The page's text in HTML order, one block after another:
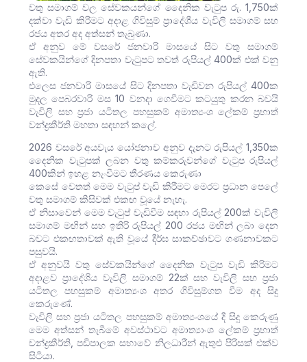
වතු සමාගම් වල සේවකයන්ගේ දෛනික වැටුප රු. 1,750ක්
දක්වා වැඩි කිරීමට අදාළ ගිවිසුම් ප්‍රාදේශීය වැවිලි සමාගම් සහ
රජය අතර අද අත්සන් තැබුණා.
ඒ අනුව මේ වසරේ ජනවාරි මාසයේ සිට වතු සමාගම්
සේවකයින්ගේ දිනපතා වැටුපට තවත් රුපියල් 400ක් එක් වනු
ඇති.
එලෙස ජනවාරි මාසයේ සිට දිනපතා වැඩිවන රුපියල් 400ක
මුදල පෙබරවාරි මස 10 වනදා ගෙවීමට කටයුතු කරන බවයි
වැවිලි සහ ප්‍රජා යටිතල පහසුකම් අමාත්‍යංශ ලේකම් ප්‍රභාත්
වන්ද්‍රකීර්ති මහතා සඳහන් කලේ.
2026 වසරේ අයවැය යෝජනාව අනුව දැනට රුපියල් 1,350ක
දෛනික වැටුපක් ලබන වතු කම්කරුවන්ගේ වැටුප රුපියල්
400කින් ඉහළ නැංවීමට තීරණය කෙරුණා
කෙසේ වෙතත් මෙම වැටුප් වැඩි කිරීමට මෙරට ප්‍රධාන පෙලේ
වතු සමාගම් කිසිවක් එකඟ වූයේ නැහැ.
ඒ නිසාවෙන් මෙම වැටුප් වැඩිවීම සඳහා රුපියල් 200ක් වැවිලි
සමාගම් මඟින් සහ ඉතිරි රුපියල් 200 රජය මඟින් ලබා දෙන
බවට එකඟතාවක් ඇති වූයේ දීර්ඝ සාකච්ඡාවට ගණනාවකට
පසුවයි.
ඒ අනුවයි වතු සේවකයින්ගේ දෛනික වැටුප වැඩි කිරිමට
අදාළව ප්‍රාදේශිය වැවිලි සමාගම් 22ක් සහ වැවිලි සහ ප්‍රජා
යටිතල පහසුකම් අමාත්‍යංශ අතර ගිවිසුම්ගත වීම අද සිදු
කෙරුණේ.
වැවිලි සහ ප්‍රජා යටිතල පහසුකම් අමාත්‍යංශයේ දී සිදු කෙරුණු
මෙම අත්සන් තැබීමේ අවස්ථාවට අමාත්‍යාංශ ලේකම් ප්‍රභාත්
චන්ද්‍රකීර්ති, පඩිපාලක සභාවේ නිලධාරීන් ඇතුළු පිරිසක් එක්ව
සිටියා.